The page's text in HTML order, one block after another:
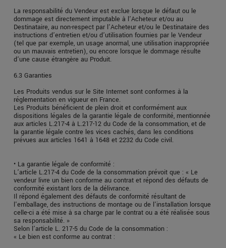
La responsabilité du Vendeur est exclue lorsque le défaut ou le
dommage est directement imputable à l’Acheteur et/ou au
Destinataire, au non-respect par l’Acheteur et/ou le Destinataire des
instructions d’entretien et/ou d’utilisation fournies par le Vendeur
(tel que par exemple, un usage anormal, une utilisation inappropriée
ou un mauvais entretien), ou encore lorsque le dommage résulte
d’une cause étrangère au Produit.
6.3 Garanties
Les Produits vendus sur le Site Internet sont conformes à la
réglementation en vigueur en France.
Les Produits bénéficient de plein droit et conformément aux
dispositions légales de la garantie légale de conformité, mentionnée
aux articles L.217-4 à L.217-12 du Code de la consommation, et de
la garantie légale contre les vices cachés, dans les conditions
prévues aux articles 1641 à 1648 et 2232 du Code civil.
• La garantie légale de conformité :
L’article L.217-4 du Code de la consommation prévoit que : « Le
vendeur livre un bien conforme au contrat et répond des défauts de
conformité existant lors de la délivrance.
Il répond également des défauts de conformité résultant de
l'emballage, des instructions de montage ou de l'installation lorsque
celle-ci a été mise à sa charge par le contrat ou a été réalisée sous
sa responsabilité. »
Selon l’article L. 217-5 du Code de la consommation :
« Le bien est conforme au contrat :